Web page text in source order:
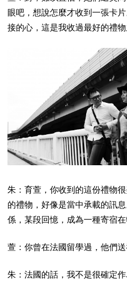
眼吧，想說怎麼才收到一張卡
接的心，這是我收過最好的禮物
朱：育萱，你收到的這份禮物
的禮物，好像是當中承載的訊
係，某段回憶，成為一種寄宿在
萱：你曾在法國留學過，他們
朱：法國的話，我不是很確定